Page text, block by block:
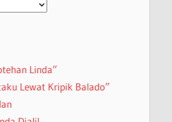
Linda”
Lewat Kripik Balado”